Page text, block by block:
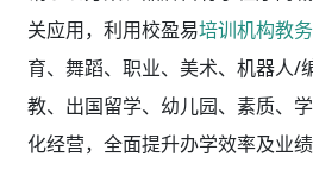
关应用，利用校盈易培训机构教
育、舞蹈、职业、美术、机器人/
教、出国留学、幼儿园、素质、
化经营，全面提升办学效率及业绩